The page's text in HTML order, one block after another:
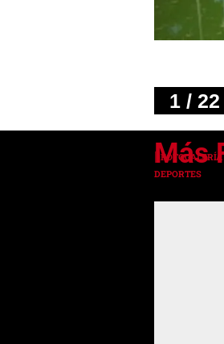
1 / 22
FOTOGALERÍA
DEPORTES